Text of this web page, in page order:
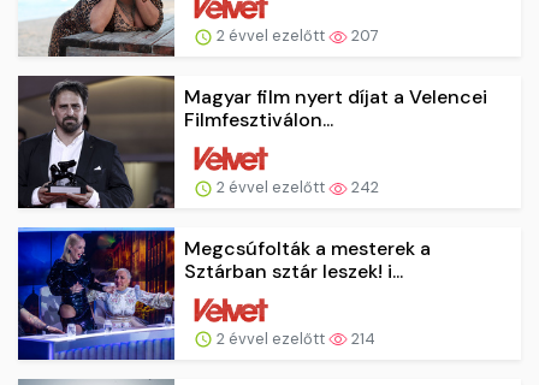
2 évvel ezelőtt 207
Magyar film nyert díjat a Velencei
Filmfesztiválon...
2 évvel ezelőtt 242
Megcsúfolták a mesterek a
Sztárban sztár leszek! i...
2 évvel ezelőtt 214